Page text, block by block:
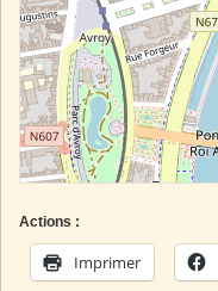
Actions :
Imprimer